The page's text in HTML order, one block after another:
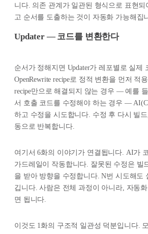
니다. 의존 관계가 일관된 형식으로 표현
고 순서를 도출하는 것이 자동화 가능해집
Updater — 코드를 변환한다
순서가 정해지면 Updater가 레포별로 실제
OpenRewrite recipe로 정적 변환을 먼저 적
recipe만으로 해결되지 않는 경우 — 예를
서 호출 코드를 수정해야 하는 경우 —
하고 수정을 시도합니다. 수정 후 다시 빌
동으로 반복합니다.
여기서 6화의 이야기가 연결됩니다. AI가
가드레일이 작동합니다. 잘못된 수정은 빌
을 받아 방향을 수정합니다. N번 시도해도
깁니다. 사람은 전체 과정이 아니라, 자동
면 됩니다.
이것도 1화의 구조적 일관성 덕분입니다.